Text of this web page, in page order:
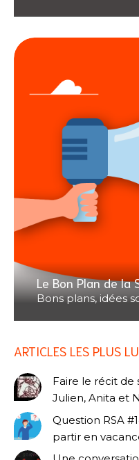
Le Bon Plan de la
Bons plans, idées
ARTICLES LES PLUS
Faire le récit de
Julien, Anita et
Question RSA
partir en